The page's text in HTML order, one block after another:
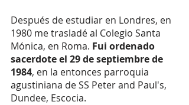
Después de estudiar en Londres, en
1980 me trasladé al Colegio Santa
Mónica, en Roma. Fui ordenado
sacerdote el 29 de septiembre de
1984, en la entonces parroquia
agustiniana de SS Peter and Paul's,
Dundee, Escocia.